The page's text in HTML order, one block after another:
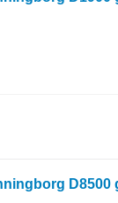
D8500